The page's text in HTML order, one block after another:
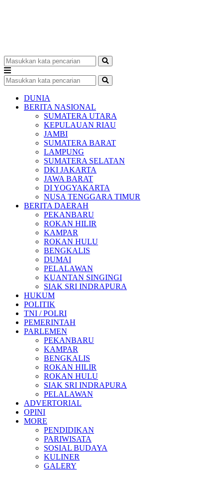
DUNIA
BERITA NASIONAL
SUMATERA UTARA
KEPULAUAN RIAU
JAMBI
SUMATERA BARAT
LAMPUNG
SUMATERA SELATAN
DKI JAKARTA
JAWA BARAT
DI YOGYAKARTA
NUSA TENGGARA TIMUR
BERITA DAERAH
PEKANBARU
ROKAN HILIR
KAMPAR
ROKAN HULU
BENGKALIS
DUMAI
PELALAWAN
KUANTAN SINGINGI
SIAK SRI INDRAPURA
HUKUM
POLITIK
TNI / POLRI
PEMERINTAH
PARLEMEN
PEKANBARU
KAMPAR
BENGKALIS
ROKAN HILIR
ROKAN HULU
SIAK SRI INDRAPURA
PELALAWAN
ADVERTORIAL
OPINI
MORE
PENDIDIKAN
PARIWISATA
SOSIAL BUDAYA
KULINER
GALERY